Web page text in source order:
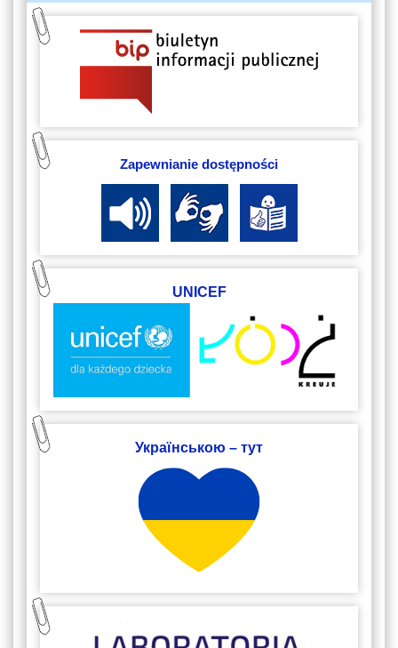
Zapewnianie dostępności
UNICEF
Українською – тут